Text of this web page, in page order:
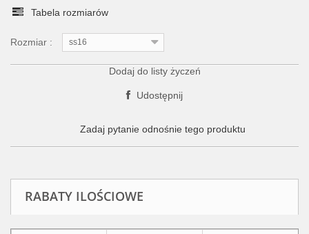
Tabela rozmiarów
Rozmiar : ss16
Dodaj do listy życzeń
Udostępnij
Zadaj pytanie odnośnie tego produktu
RABATY ILOŚCIOWE